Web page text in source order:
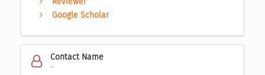
Google Scholar
Contact Name
-